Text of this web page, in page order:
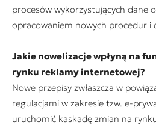
procesów wykorzystujących dane
opracowaniem nowych procedur i
Jakie nowelizacje wpłyną na
rynku reklamy internetowej?
Nowe przepisy zwłaszcza w
regulacjami w zakresie tzw. e-
uruchomić kaskadę zmian na